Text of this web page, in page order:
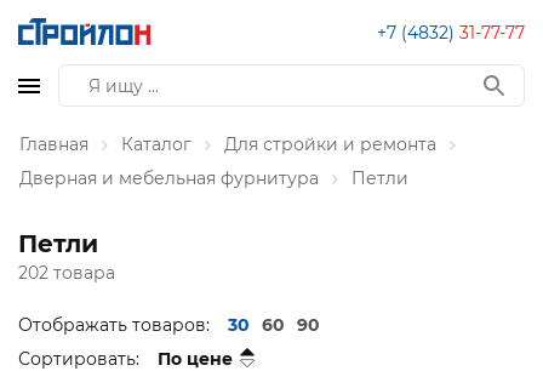
+7 (4832) 31-77-77
Главная Каталог
Для стройки и ремонта
Дверная и мебельная фурнитура
Петли
Петли
202 товара
Отображать товаров: 30 60
90
Сортировать:
По цене